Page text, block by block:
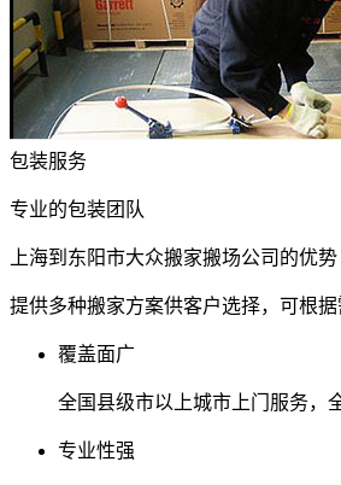
包装服务
专业的包装团队
上海到东阳市大众搬家搬场公司的优势
提供多种搬家方案供客户选择，可根
覆盖面广
全国县级市以上城市上门服务，
专业性强